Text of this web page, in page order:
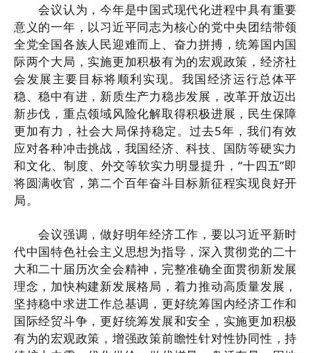
会议认为，今年是中国式现代化进程中具有重要
意义的一年，以习近平同志为核心的党中央团结带领
全党全国各族人民迎难而上、奋力拼搏，统筹国内国
际两个大局，实施更加积极有为的宏观政策，经济社
会发展主要目标将顺利实现。我国经济运行总体平
稳、稳中有进，新质生产力稳步发展，改革开放迈出
新步伐，重点领域风险化解取得积极进展，民生保障
更加有力，社会大局保持稳定。过去5年，我们有效
应对各种冲击挑战，我国经济、科技、国防等硬实力
和文化、制度、外交等软实力明显提升，“十四五”即
将圆满收官，第二个百年奋斗目标新征程实现良好开
局。
会议强调，做好明年经济工作，要以习近平新时
代中国特色社会主义思想为指导，深入贯彻党的二十
大和二十届历次全会精神，完整准确全面贯彻新发展
理念，加快构建新发展格局，着力推动高质量发展，
坚持稳中求进工作总基调，更好统筹国内经济工作和
国际经贸斗争，更好统筹发展和安全，实施更加积极
有为的宏观政策，增强政策前瞻性针对性协同性，持